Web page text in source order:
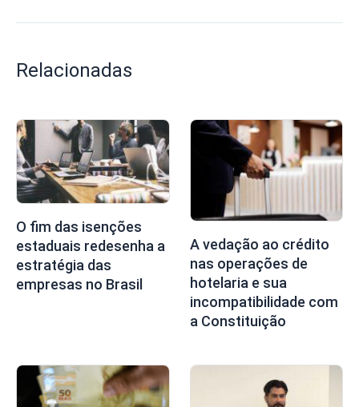
Relacionadas
O fim das isenções
estaduais redesenha a
estratégia das
empresas no Brasil
A vedação ao crédito
nas operações de
hotelaria e sua
incompatibilidade com
a Constituição